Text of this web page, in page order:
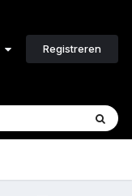
Registreren